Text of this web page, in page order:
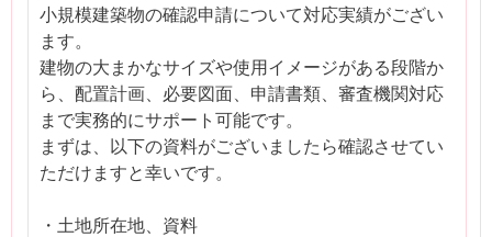
小規模建築物の確認申請について対応実績がござい
ます。
建物の大まかなサイズや使用イメージがある段階か
ら、配置計画、必要図面、申請書類、審査機関対応
まで実務的にサポート可能です。
まずは、以下の資料がございましたら確認させてい
ただけますと幸いです。
・土地所在地、資料